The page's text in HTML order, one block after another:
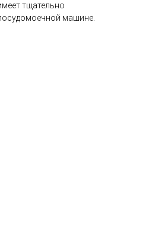
тщательно
машине.